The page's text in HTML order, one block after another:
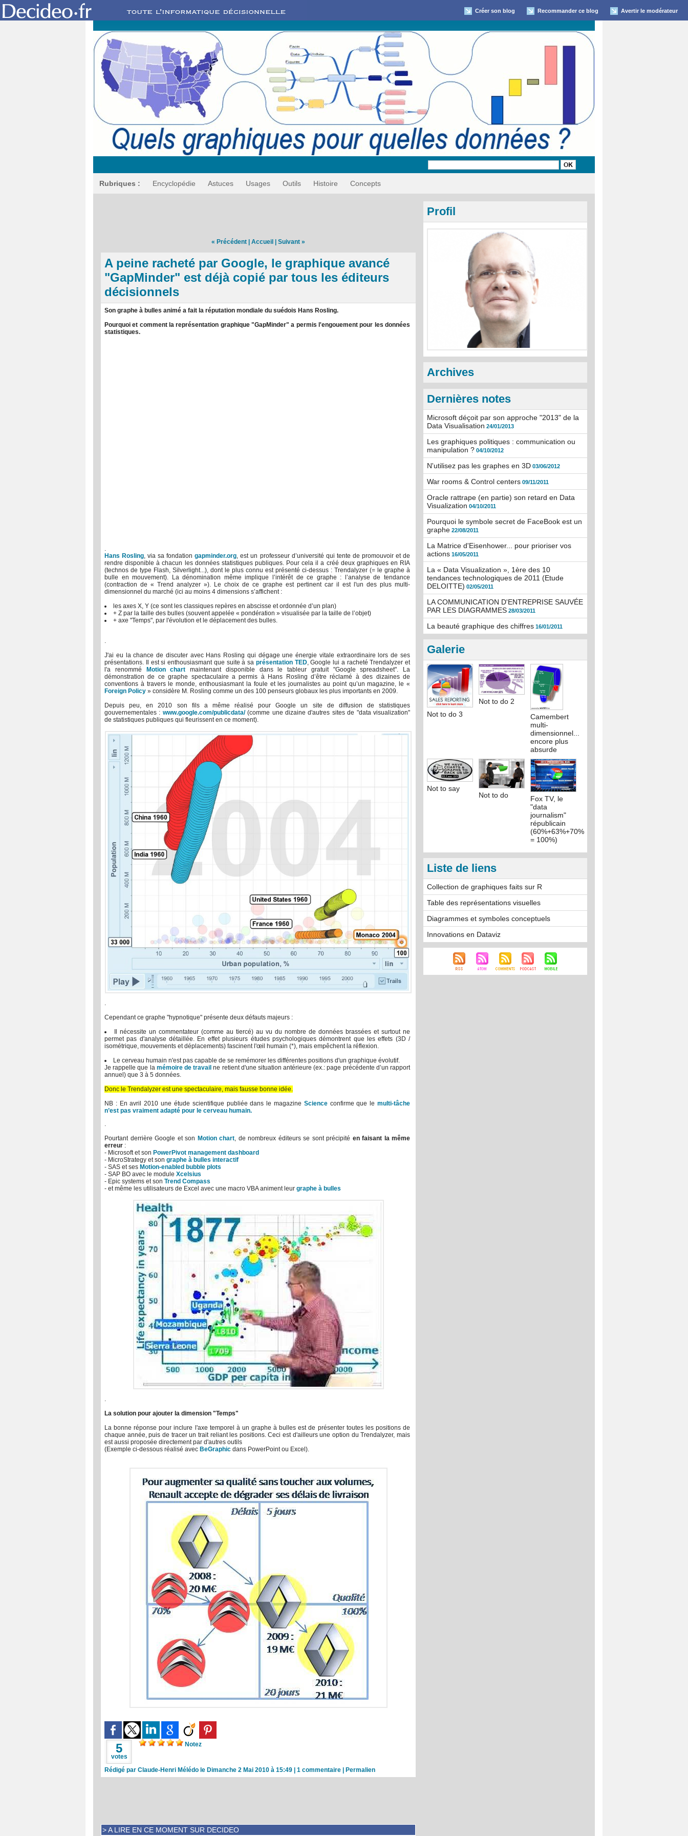
Créer son blog Recommander ce blog Avertir le modérateur
Rubriques : Encyclopédie Astuces Usages Outils Histoire Concepts
« Précédent Accueil Suivant »
A peine racheté par Google, le graphique avancé
"GapMinder" est déjà copié par tous les éditeurs
décisionnels
Son graphe à bulles animé a fait la réputation mondiale du suédois Hans Rosling.
Pourquoi et comment la représentation graphique "GapMinder" a permis l'engouement pour les données
statistiques.
.
Hans Rosling, via sa fondationgapminder.org, est un professeur d’université qui tente de promouvoir et de
rendre disponible à chacun les données statistiques publiques. Pour cela il a créé deux graphiques en RIA
(technos de type Flash, Silverlight...), dont le plus connu est présenté ci-dessus : Trendalyzer (= le graphe à
bulle en mouvement). La dénomination même implique l’intérêt de ce graphe : l’analyse de tendance
(contraction de « Trend analyzer »). Le choix de ce graphe est pertinent car il est l'un des plus multi-
dimensionnel du marché (ici au moins 4 dimensions s’affichent :
les axes X, Y (ce sont les classiques repères en abscisse et ordonnée d’un plan)
+ Z par la taille des bulles (souvent appelée « pondération » visualisée par la taille de l’objet)
+ axe "Temps", par l'évolution et le déplacement des bulles.
.
J'ai eu la chance de discuter avec Hans Rosling qui dégage une énergie vitale extraordinaire lors de ses
présentations. Il est si enthousiasmant que suite à sa présentation TED, Google lui a racheté Trendalyzer et
l'a renommé
Motion chart maintenant disponible dans le tableur gratuit "Google spreadsheet". La
démonstration de ce graphe spectaculaire a permis à Hans Rosling d’être réclamé à des dizaines de
conventions à travers le monde, enthousiasmant la foule et les journalistes au point qu’un magazine, le «
Foreign Policy » considère M. Rosling comme un des 100 penseurs globaux les plus importants en 2009.
Depuis peu, en 2010 son fils a même réalisé pour Google un site de diffusion de statistiques
gouvernementales : www.google.com/publicdata/(comme une dizaine d'autres sites de "data visualization"
de statistiques publiques qui fleurissent en ce moment).
.
Cependant ce graphe "hypnotique" présente deux défauts majeurs :
Il nécessite un commentateur (comme au tiercé) au vu du nombre de données brassées et surtout ne
permet pas d'analyse détaillée. En effet plusieurs études psychologiques démontrent que les effets (3D /
isométrique, mouvements et déplacements) fascinent l'œil humain (*), mais empêchent la réflexion.
Le cerveau humain n'est pas capable de se remémorer les différentes positions d'un graphique évolutif.
Je rappelle que la mémoire de travail ne retient d'une situation antérieure (ex.: page précédente d’un rapport
annuel) que 3 à 5 données.
Donc le Trendalyzer est une spectaculaire, mais fausse bonne idée.
NB : En avril 2010 une étude scientifique publiée dans le magazine Scienceconfirme que le multi-tâche
n’est pas vraiment adapté pour le cerveau humain.
.
Pourtant derrière Google et son Motion chart, de nombreux éditeurs se sont précipité en faisant la même
erreur :
- Microsoft et son PowerPivot management dashboard
- MicroStrategy et son graphe à bulles interactif
- SAS et ses Motion-enabled bubble plots
- SAP BO avec le module Xcelsius
- Epic systems et son Trend Compass
- et même les utilisateurs de Excel avec une macro VBA animent leur graphe à bulles
.
La solution pour ajouter la dimension "Temps"
La bonne réponse pour inclure l'axe temporel à un graphe à bulles est de présenter toutes les positions de
chaque année, puis de tracer un trait reliant les positions. Ceci est d'ailleurs une option du Trendalyzer, mais
est aussi proposée directement par d'autres outils
(Exemple ci-dessous réalisé avec BeGraphic dans PowerPoint ou Excel).
5
votes
Notez
Rédigé par Claude-Henri Mélédo le Dimanche 2 Mai 2010 à 15:49 1 commentaire Permalien
> A LIRE EN CE MOMENT SUR DECIDEO
Profil
Archives
Dernières notes
Microsoft déçoit par son approche "2013" de la
Data Visualisation 24/01/2013
Les graphiques politiques : communication ou
manipulation ? 04/10/2012
N'utilisez pas les graphes en 3D 03/06/2012
War rooms & Control centers 09/11/2011
Oracle rattrape (en partie) son retard en Data
Visualization 04/10/2011
Pourquoi le symbole secret de FaceBook est un
graphe 22/08/2011
La Matrice d'Eisenhower... pour prioriser vos
actions 16/05/2011
La « Data Visualization », 1ère des 10
tendances technologiques de 2011 (Etude
DELOITTE) 02/05/2011
LA COMMUNICATION D'ENTREPRISE SAUVÉE
PAR LES DIAGRAMMES 28/03/2011
La beauté graphique des chiffres 16/01/2011
Galerie
Not to do 3
Not to do 2
Camembert
multi-
dimensionnel...
encore plus
absurde
Not to say
Not to do
Fox TV, le
"data
journalism"
républicain
(60%+63%+70%
= 100%)
Liste de liens
Collection de graphiques faits sur R
Table des représentations visuelles
Diagrammes et symboles conceptuels
Innovations en Dataviz